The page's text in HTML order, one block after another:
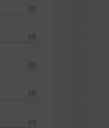
(8)
(3)
(8)
(5)
(5)